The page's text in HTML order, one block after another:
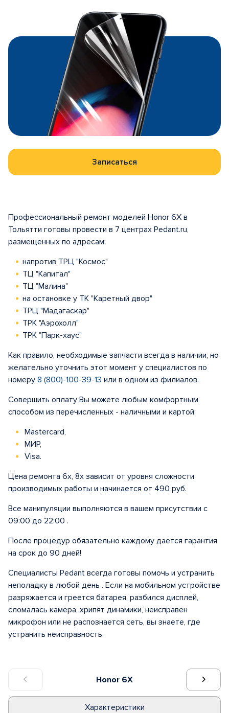
Записаться
Honor 6X
Характеристики
Профессиональный ремонт моделей Honor 6X в
Тольятти готовы провести в 7 центрах Pedant.ru,
размещенных по адресам:
напротив ТРЦ "Космос"
ТЦ "Капитал"
ТЦ "Малина"
на остановке у ТК "Каретный двор"
ТРЦ "Мадагаскар"
ТРК "Аэрохолл"
ТРК "Парк-хаус"
Как правило, необходимые запчасти всегда в наличии, но
желательно уточнить этот момент у специалистов по
номеру 8 (800)-100-39-13 или в одном из филиалов.
Совершить оплату Вы можете любым комфортным
способом из перечисленных - наличными и картой:
Mastercard,
МИР,
Visa.
Цена ремонта 6х, 8x зависит от уровня сложности
производимых работы и начинается от 490 руб.
Все манипуляции выполняются в вашем присутствии с
09:00 до 22:00 .
После процедур обязательно каждому дается гарантия
на срок до 90 дней!
Специалисты Pedant всегда готовы помочь и устранить
неполадку в любой день . Если на мобильном устройстве
разряжается и греется батарея, разбился дисплей,
сломалась камера, хрипят динамики, неисправен
микрофон или не распознается сеть, вы знаете, где
устранить неисправность.